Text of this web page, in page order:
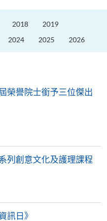
2018
2019
2024 2025 2026
榮譽院士銜予三位傑出
列創意文化及護理課程
訊日》